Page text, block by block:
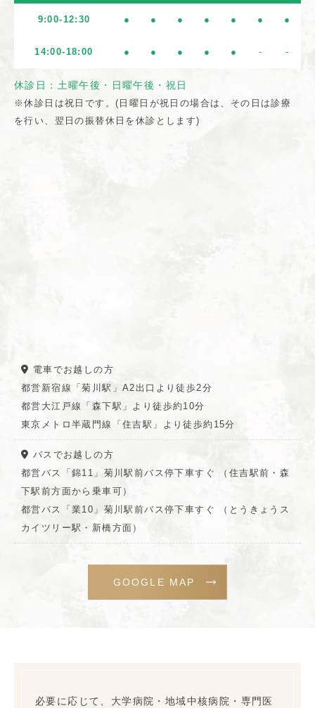
9:00-12:30 ● ● ● ● ● ● ●
14:00-18:00 ● ● ● ● ● - -
休診日：土曜午後・日曜午後・祝日
※休診日は祝日です。(日曜日が祝日の場合は、その日は診療
を行い、翌日の振替休日を休診とします)
電車でお越しの方
都営新宿線「菊川駅」A2出口より徒歩2分
都営大江戸線「森下駅」より徒歩約10分
東京メトロ半蔵門線「住吉駅」より徒歩約15分
バスでお越しの方
都営バス「錦11」菊川駅前バス停下車すぐ （住吉駅前・森
下駅前方面から乗車可）
都営バス「業10」菊川駅前バス停下車すぐ （とうきょうス
カイツリー駅・新橋方面）
GOOGLE MAP
必要に応じて、大学病院・地域中核病院・専門医